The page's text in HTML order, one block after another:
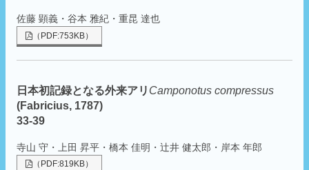
佐藤 顕義・谷本 雅紀・重昆 達也
（PDF:753KB）
日本初記録となる外来アリ Camponotus compressus
(Fabricius, 1787)
33-39
寺山 守・上田 昇平・橋本 佳明・辻井 健太郎・岸本 年郎
（PDF:819KB）